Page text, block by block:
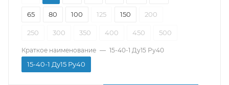
65 80 100 125 150 200
250 300 350 400 450 500
Краткое наименование — 15-40-1 Ду15 Ру40
15-40-1 Ду15 Ру40